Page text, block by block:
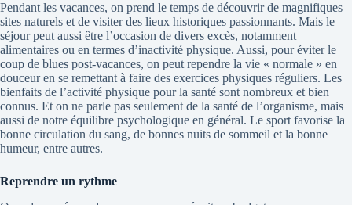
Pendant les vacances, on prend le temps de découvrir de magnifiques
sites naturels et de visiter des lieux historiques passionnants. Mais le
séjour peut aussi être l’occasion de divers excès, notamment
alimentaires ou en termes d’inactivité physique. Aussi, pour éviter le
coup de blues post-vacances, on peut rependre la vie « normale » en
douceur en se remettant à faire des exercices physiques réguliers. Les
bienfaits de l’activité physique pour la santé sont nombreux et bien
connus. Et on ne parle pas seulement de la santé de l’organisme, mais
aussi de notre équilibre psychologique en général. Le sport favorise la
bonne circulation du sang, de bonnes nuits de sommeil et la bonne
humeur, entre autres.
Reprendre un rythme